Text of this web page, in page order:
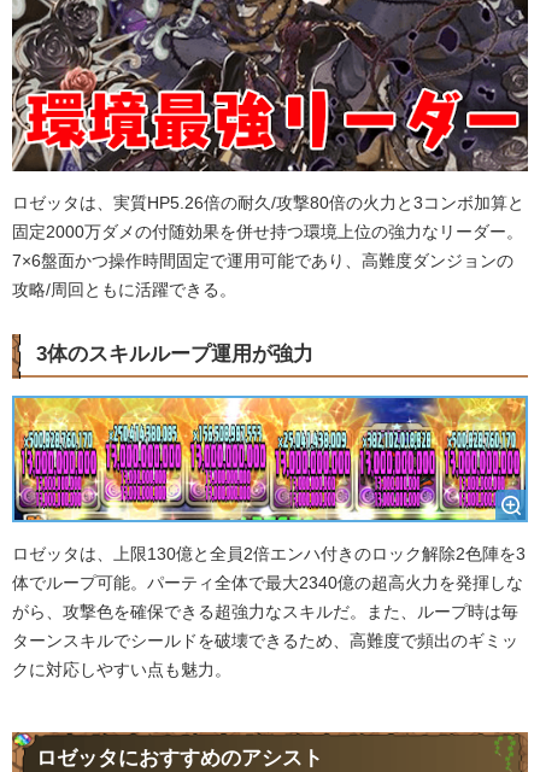
ロゼッタは、実質HP5.26倍の耐久/攻撃80倍の火力と3コンボ加算と
固定2000万ダメの付随効果を併せ持つ環境上位の強力なリーダー。
7×6盤面かつ操作時間固定で運用可能であり、高難度ダンジョンの
攻略/周回ともに活躍できる。
3体のスキルループ運用が強力
ロゼッタは、上限130億と全員2倍エンハ付きのロック解除2色陣を3
体でループ可能。パーティ全体で最大2340億の超高火力を発揮しな
がら、攻撃色を確保できる超強力なスキルだ。また、ループ時は毎
ターンスキルでシールドを破壊できるため、高難度で頻出のギミッ
クに対応しやすい点も魅力。
ロゼッタにおすすめのアシスト